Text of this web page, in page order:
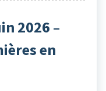
2026 –
en